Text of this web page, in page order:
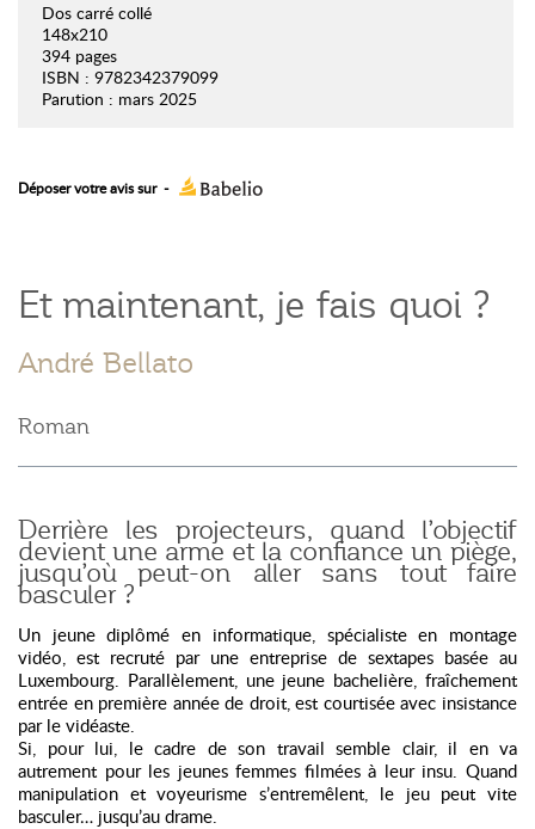
Dos carré collé
148x210
394 pages
ISBN : 9782342379099
Parution : mars 2025
Déposer votre avis sur -
Et maintenant, je fais quoi ?
André Bellato
Roman
Derrière les projecteurs, quand l’objectif
devient une arme et la confiance un piège,
jusqu’où peut-on aller sans tout faire
basculer ?
Un jeune diplômé en informatique, spécialiste en montage
vidéo, est recruté par une entreprise de sextapes basée au
Luxembourg. Parallèlement, une jeune bachelière, fraîchement
entrée en première année de droit, est courtisée avec insistance
par le vidéaste.
Si, pour lui, le cadre de son travail semble clair, il en va
autrement pour les jeunes femmes filmées à leur insu. Quand
manipulation et voyeurisme s’entremêlent, le jeu peut vite
basculer… jusqu’au drame.